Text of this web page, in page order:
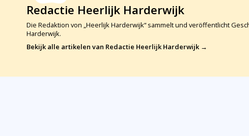
Redactie Heerlijk Harderwijk
Die Redaktion von „Heerlijk Harderwijk“ sammelt und veröffentlicht
Harderwijk.
Bekijk alle artikelen van Redactie Heerlijk Harderwijk →